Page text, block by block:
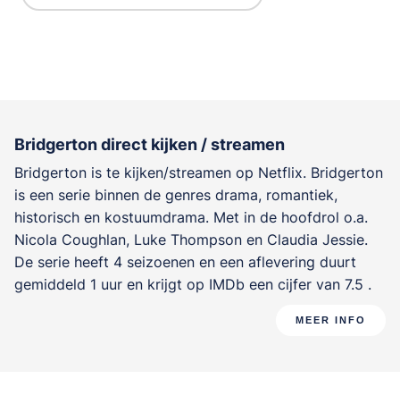
Bridgerton direct kijken / streamen
Bridgerton is te kijken/streamen op Netflix. Bridgerton
is een serie binnen de genres drama, romantiek,
historisch en kostuumdrama. Met in de hoofdrol o.a.
Nicola Coughlan, Luke Thompson en Claudia Jessie.
De serie heeft 4 seizoenen en een aflevering duurt
gemiddeld 1 uur en krijgt op IMDb een cijfer van 7.5 .
MEER INFO